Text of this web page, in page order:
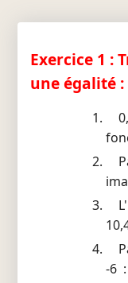
Exercice 1 :
une égalité :
-6 :